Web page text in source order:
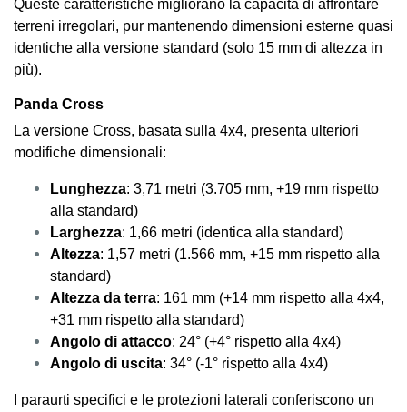
Queste caratteristiche migliorano la capacità di affrontare
terreni irregolari, pur mantenendo dimensioni esterne quasi
identiche alla versione standard (solo 15 mm di altezza in
più).
Panda Cross
La versione Cross, basata sulla 4x4, presenta ulteriori
modifiche dimensionali:
Lunghezza: 3,71 metri (3.705 mm, +19 mm rispetto
alla standard)
Larghezza: 1,66 metri (identica alla standard)
Altezza: 1,57 metri (1.566 mm, +15 mm rispetto alla
standard)
Altezza da terra: 161 mm (+14 mm rispetto alla 4x4,
+31 mm rispetto alla standard)
Angolo di attacco: 24° (+4° rispetto alla 4x4)
Angolo di uscita: 34° (-1° rispetto alla 4x4)
I paraurti specifici e le protezioni laterali conferiscono un